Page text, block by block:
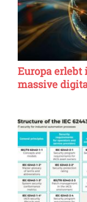
Europa erlebt
massive